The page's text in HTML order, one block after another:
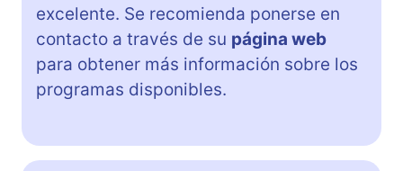
excelente. Se recomienda ponerse en
contacto a través de su página web
para obtener más información sobre los
programas disponibles.